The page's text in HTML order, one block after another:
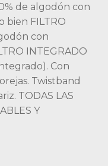
de algodón con
bien FILTRO
con
INTEGRADO
Con
Twistband
TODAS LAS
Y